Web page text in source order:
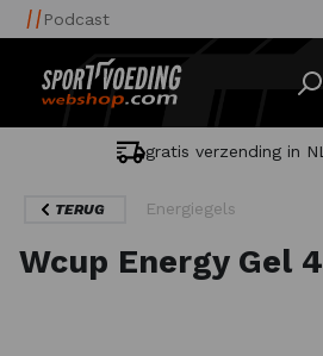
Podcast
gratis verzending in
TERUG Energiegels
Wcup Energy Gel